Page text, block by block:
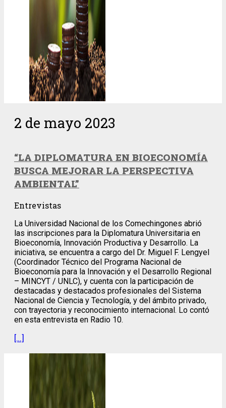
2 de mayo 2023
“LA DIPLOMATURA EN BIOECONOMÍA
BUSCA MEJORAR LA PERSPECTIVA
AMBIENTAL”
Entrevistas
La Universidad Nacional de los Comechingones abrió
las inscripciones para la Diplomatura Universitaria en
Bioeconomía, Innovación Productiva y Desarrollo. La
iniciativa, se encuentra a cargo del Dr. Miguel F. Lengyel
(Coordinador Técnico del Programa Nacional de
Bioeconomía para la Innovación y el Desarrollo Regional
– MINCYT / UNLC), y cuenta con la participación de
destacadas y destacados profesionales del Sistema
Nacional de Ciencia y Tecnología, y del ámbito privado,
con trayectoria y reconocimiento internacional. Lo contó
en esta entrevista en Radio 10.
[…]